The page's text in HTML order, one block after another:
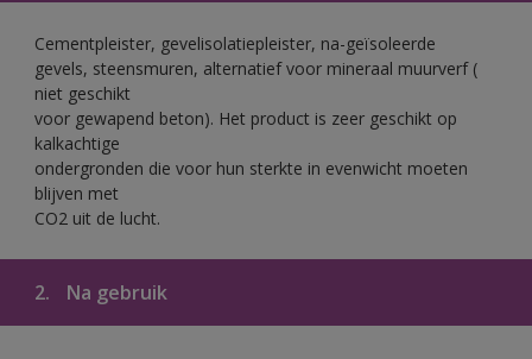
Cementpleister, gevelisolatiepleister, na-geïsoleerde
gevels, steensmuren, alternatief voor mineraal muurverf (
niet geschikt
voor gewapend beton). Het product is zeer geschikt op
kalkachtige
ondergronden die voor hun sterkte in evenwicht moeten
blijven met
CO2 uit de lucht.
2. Na gebruik